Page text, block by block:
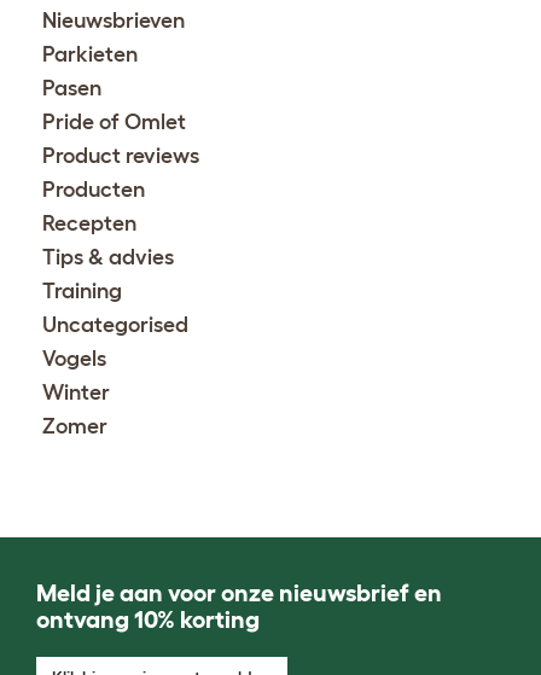
Nieuwsbrieven
Parkieten
Pasen
Pride of Omlet
Product reviews
Producten
Recepten
Tips & advies
Training
Uncategorised
Vogels
Winter
Zomer
Meld je aan voor onze nieuwsbrief en
ontvang 10% korting